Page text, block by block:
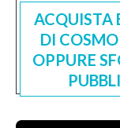
ACQUISTA
DI
OPPURE